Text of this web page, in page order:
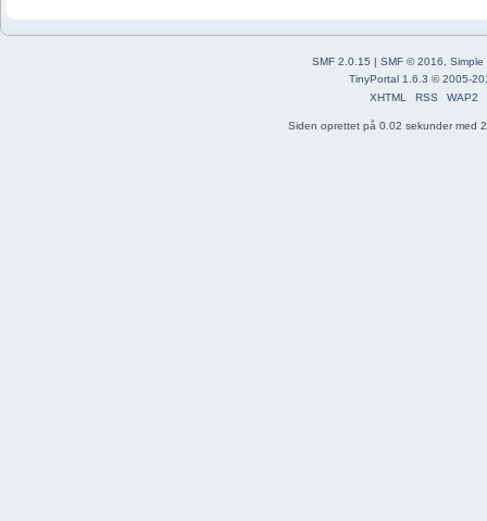
SMF 2.0.15 | SMF © 2016
Simple
TinyPortal 1.6.3 ©2005-
XHTML
RSS WAP2
Siden oprettet på 0.02 sekunder med